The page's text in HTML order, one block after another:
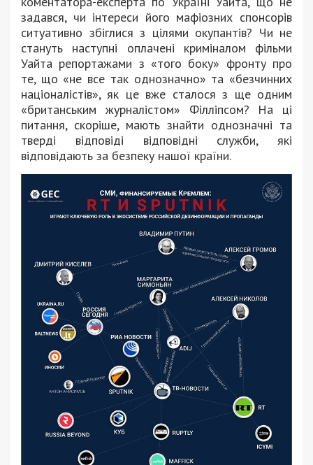
задався, чи інтереси його мафіозних спонсорів
ситуативно збіглися з цілями окупантів? Чи не
стануть наступні оплачені криміналом фільми
Уайта репортажами з «того боку» фронту про
те, що «не все так однозначно» та «безчинних
націоналістів», як це вже сталося з ще одним
«британським журналістом» Філліпсом? На ці
питання, скоріше, мають знайти однозначні та
тверді відповіді відповідні служби, які
відповідають за безпеку нашої країни.